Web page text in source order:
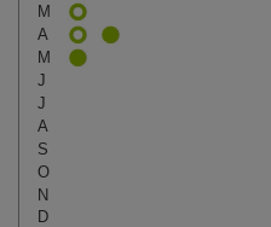
M
A
M
J
J
A
S
O
N
D